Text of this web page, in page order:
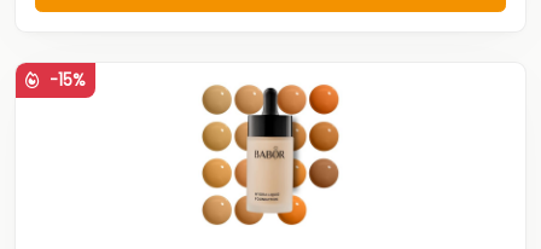
-15%